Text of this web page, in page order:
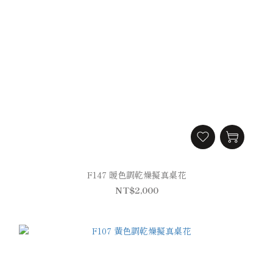
F147 暖色調乾燥擬真桌花
NT$2,000